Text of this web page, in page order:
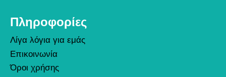
Πληροφορίες
Λίγα λόγια για εμάς
Επικοινωνία
Όροι χρήσης